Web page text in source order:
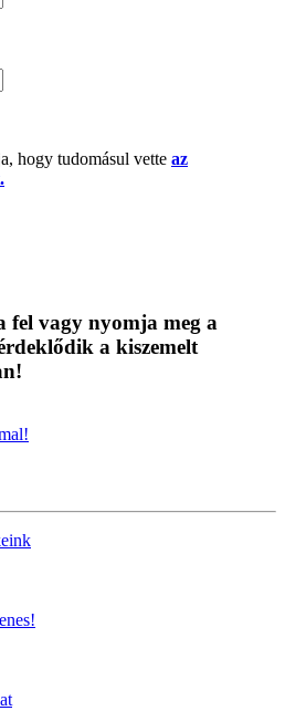
hogy tudomásul vette az
fel vagy nyomja meg a
a kiszemelt